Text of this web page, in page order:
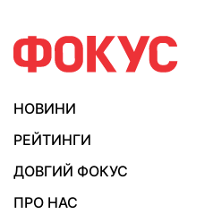
НОВИНИ
РЕЙТИНГИ
ДОВГИЙ ФОКУС
ПРО НАС